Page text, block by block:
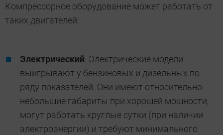
Компрессорное оборудование может работать от
таких двигателей:
Электрический . Электрические модели
выигрывают у бензиновых и дизельных по
ряду показателей. Они имеют относительно
небольшие габариты при хорошей мощности,
могут работать круглые сутки (при наличии
электроэнергии) и требуют минимального